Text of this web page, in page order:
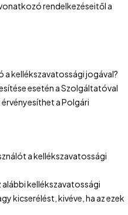
rendelkezéseitől a
a kellékszavatossági jogával?
esetén a Szolgáltatóval
a Polgári
a kellékszavatossági
alábbi kellékszavatossági
kicserélést, kivéve, ha az ezek